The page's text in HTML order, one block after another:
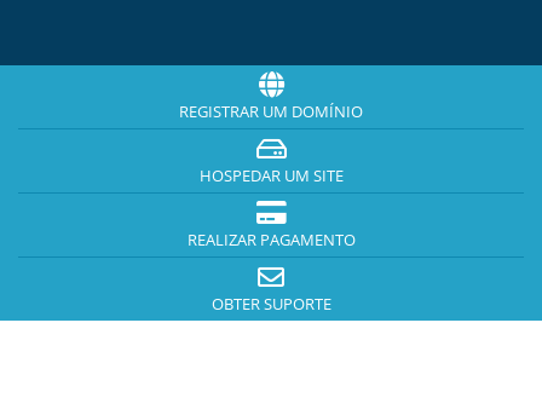
REGISTRAR UM DOMÍNIO
HOSPEDAR UM SITE
REALIZAR PAGAMENTO
OBTER SUPORTE